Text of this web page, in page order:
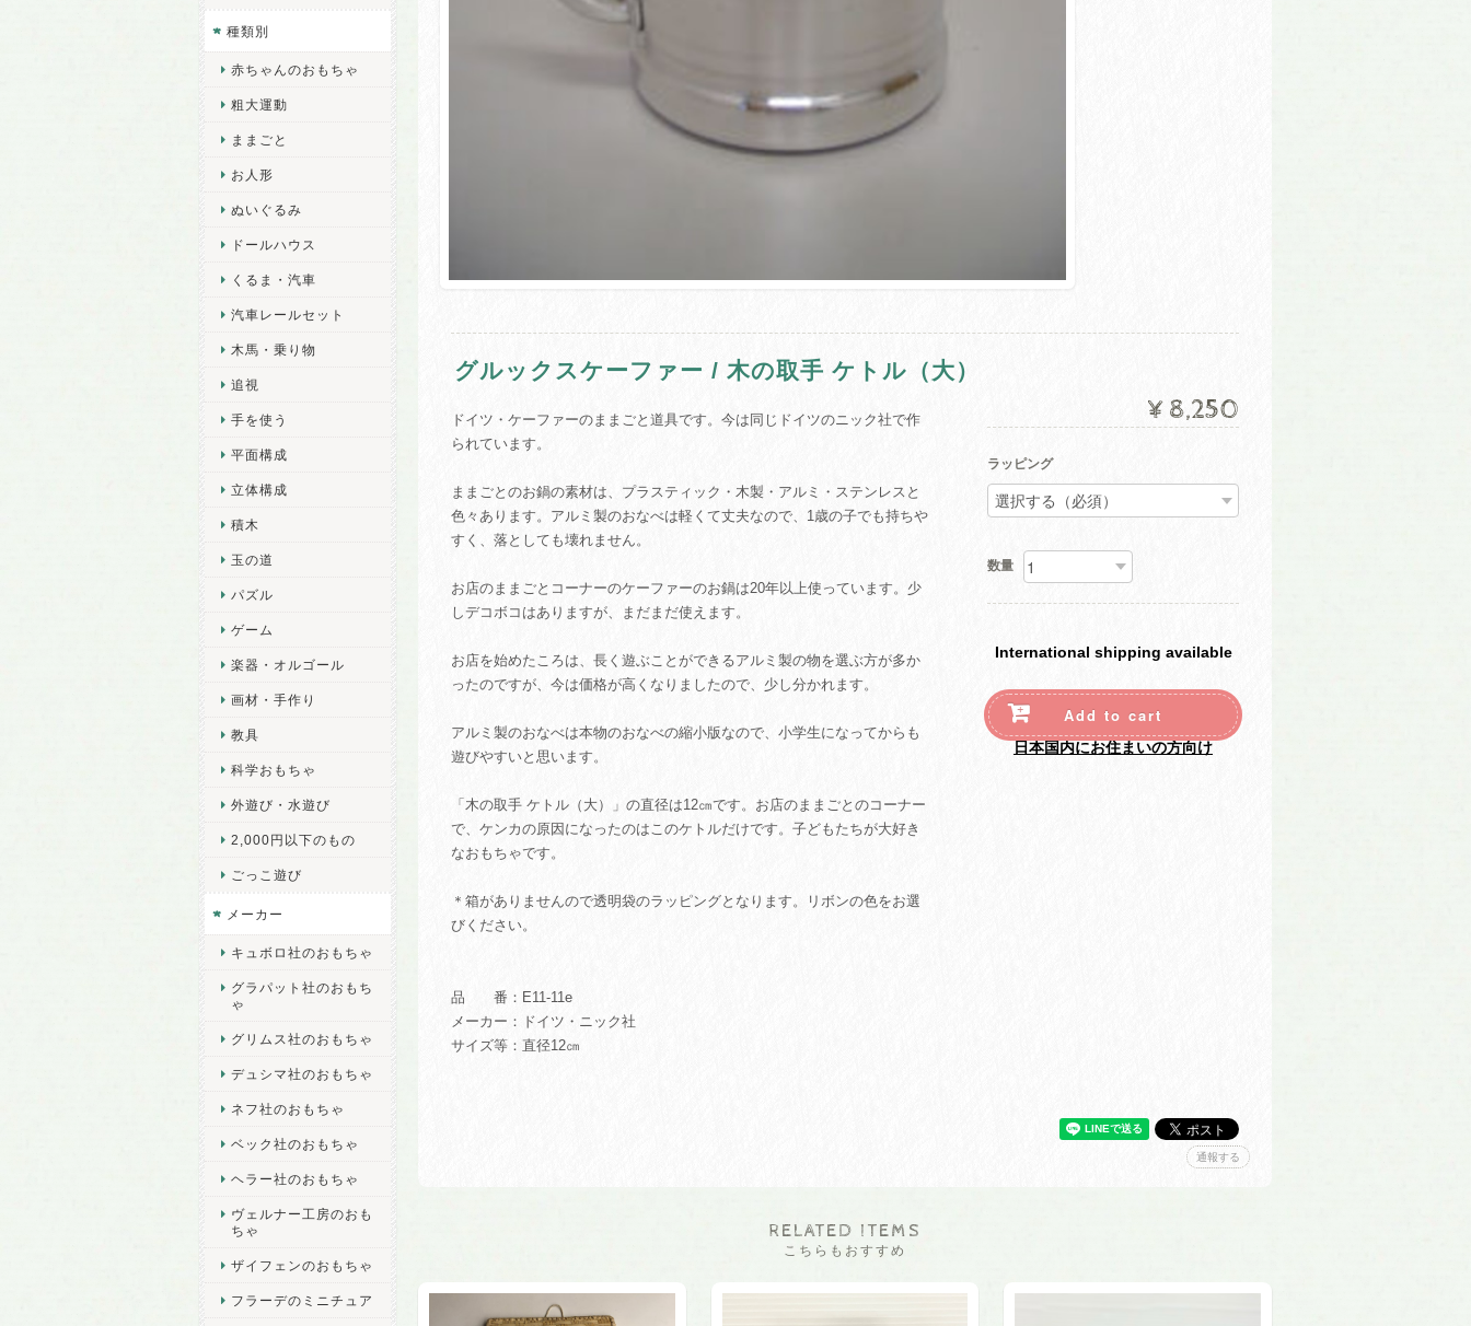
グルックスケーファー / 木の取手 ケトル（大）
ドイツ・ケーファーのままごと道具です。今は同じドイツのニック社で作
られています。
ままごとのお鍋の素材は、プラスティック・木製・アルミ・ステンレスと
色々あります。アルミ製のおなべは軽くて丈夫なので、1歳の子でも持ちや
すく、落としても壊れません。
お店のままごとコーナーのケーファーのお鍋は20年以上使っています。少
しデコボコはありますが、まだまだ使えます。
お店を始めたころは、長く遊ぶことができるアルミ製の物を選ぶ方が多か
ったのですが、今は価格が高くなりましたので、少し分かれます。
アルミ製のおなべは本物のおなべの縮小版なので、小学生になってからも
遊びやすいと思います。
「木の取手 ケトル（大）」の直径は12㎝です。お店のままごとのコーナー
で、ケンカの原因になったのはこのケトルだけです。子どもたちが大好き
なおもちゃです。
＊箱がありませんので透明袋のラッピングとなります。リボンの色をお選
びください。
品 番：E11-11e
メーカー：ドイツ・ニック社
サイズ等：直径12㎝
¥8,250
ラッピング
数量
International shipping available
Add to cart
日本国内にお住まいの方向け
通報する
RELATED ITEMS
こちらもおすすめ
種類別
赤ちゃんのおもちゃ
粗大運動
ままごと
お人形
ぬいぐるみ
ドールハウス
くるま・汽車
汽車レールセット
木馬・乗り物
追視
手を使う
平面構成
立体構成
積木
玉の道
パズル
ゲーム
楽器・オルゴール
画材・手作り
教具
科学おもちゃ
外遊び・水遊び
2,000円以下のもの
ごっこ遊び
メーカー
キュボロ社のおもちゃ
グラパット社のおもち
ゃ
グリムス社のおもちゃ
デュシマ社のおもちゃ
ネフ社のおもちゃ
ベック社のおもちゃ
ヘラー社のおもちゃ
ヴェルナー工房のおも
ちゃ
ザイフェンのおもちゃ
フラーデのミニチュア